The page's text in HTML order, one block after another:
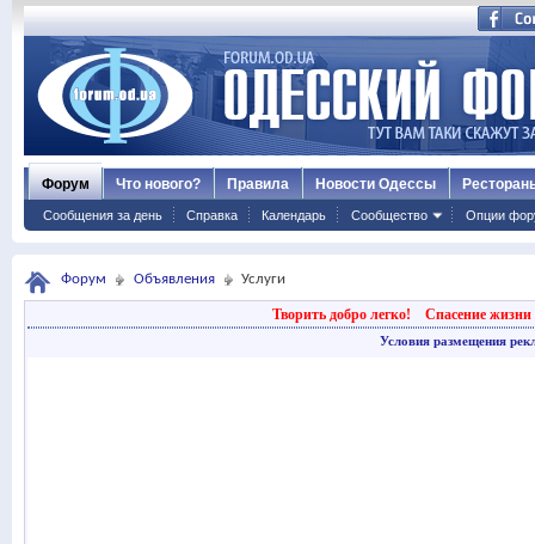
Форум
Сообщения за день Справка Календарь Сообщество Опции
Что нового? Правила Новости Одессы
Форум Объявления Услуги
Творить добро легко! Спасение жизни
Условия размещения